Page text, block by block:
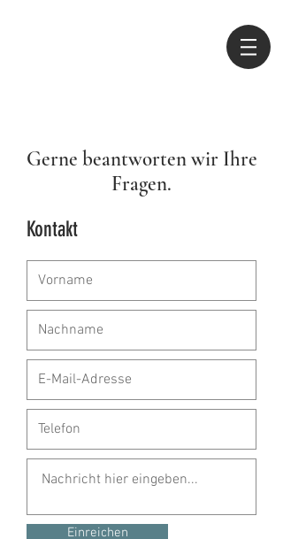
Gerne beantworten wir Ihre
Fragen.
Kontakt
Einreichen